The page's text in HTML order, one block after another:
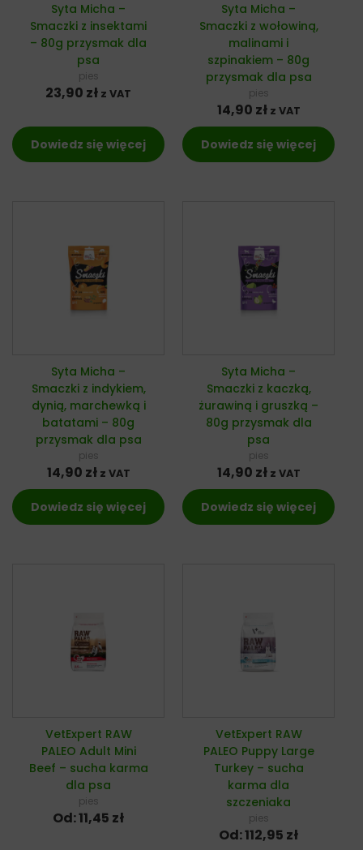
Syta Micha –
Smaczki z insektami
– 80g przysmak dla
psa
pies
23,90 zł z VAT
Dowiedz się więcej
Syta Micha –
Smaczki z wołowiną,
malinami i
szpinakiem – 80g
przysmak dla psa
pies
14,90 zł z VAT
Dowiedz się więcej
Syta Micha –
Smaczki z indykiem,
dynią, marchewką i
batatami – 80g
przysmak dla psa
pies
14,90 zł z VAT
Dowiedz się więcej
Syta Micha –
Smaczki z kaczką,
żurawiną i gruszką –
80g przysmak dla
psa
pies
14,90 zł z VAT
Dowiedz się więcej
VetExpert RAW
PALEO Adult Mini
Beef – sucha karma
dla psa
pies
Od:11,45 zł
VetExpert RAW
PALEO Puppy Large
Turkey – sucha
karma dla
szczeniaka
pies
Od:112,95 zł